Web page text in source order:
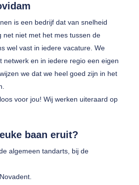
is een bedrijf dat van snelheid
net niet met het mes tussen de
wel vast in iedere vacature. We
netwerk en in iedere regio een eigen
we dat we heel goed zijn in het
voor jou! Wij werken uiteraard op
baan eruit?
algemeen tandarts, bij de